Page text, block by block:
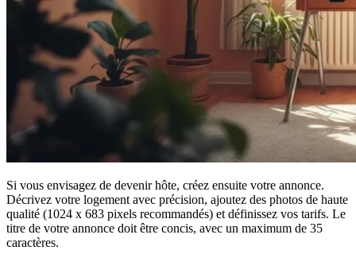
Si vous envisagez de devenir hôte, créez ensuite votre annonce.
Décrivez votre logement avec précision, ajoutez des photos de haute
qualité (1024 x 683 pixels recommandés) et définissez vos tarifs. Le
titre de votre annonce doit être concis, avec un maximum de 35
caractères.